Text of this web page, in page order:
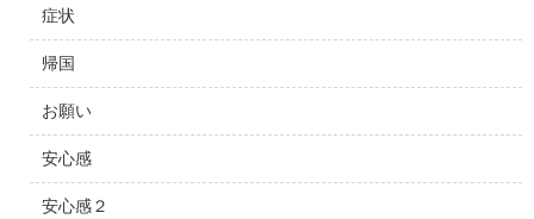
症状
帰国
お願い
安心感
安心感２